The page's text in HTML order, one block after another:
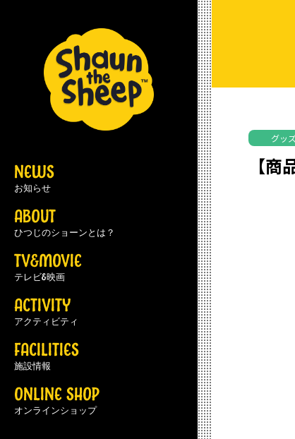
NEWS
お知らせ
ABOUT
ひつじのショーンとは？
TV&MOVIE
テレビ&映画
ACTIVITY
アクティビティ
FACILITIES
施設情報
ONLINE SHOP
オンラインショップ
グッ
【